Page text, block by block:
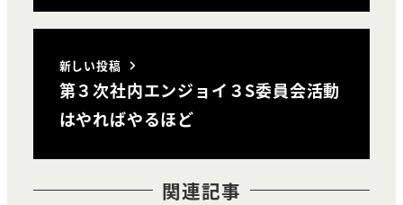
新しい投稿
第３次社内エンジョイ３S委員会活動
はやればやるほど
関連記事